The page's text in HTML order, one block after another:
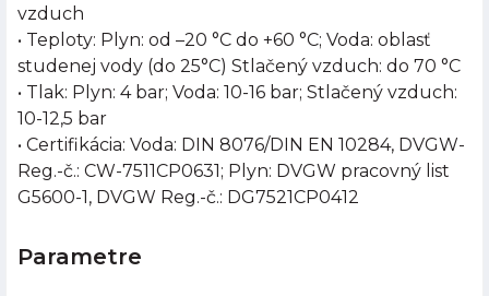
vzduch
• Teploty: Plyn: od –20 °C do +60 °C; Voda: oblasť
studenej vody (do 25°C) Stlačený vzduch: do 70 °C
• Tlak: Plyn: 4 bar; Voda: 10-16 bar; Stlačený vzduch:
10-12,5 bar
• Certifikácia: Voda: DIN 8076/DIN EN 10284, DVGW-
Reg.-č.: CW-7511CP0631; Plyn: DVGW pracovný list
G5600-1, DVGW Reg.-č.: DG7521CP0412
Parametre